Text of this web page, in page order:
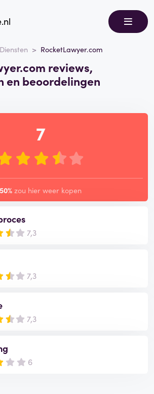
Diensten RocketLawyer.com
reviews,
en beoordelingen
7,3
7,3
7,3
6
7
50% zou hier weer kopen